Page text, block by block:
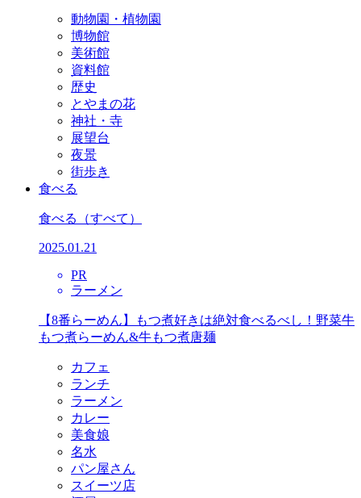
動物園・植物園
博物館
美術館
資料館
歴史
とやまの花
神社・寺
展望台
夜景
街歩き
食べる
食べる （すべて）
2025.01.21
PR
ラーメン
【8番らーめん】もつ煮好きは絶対食べるべし！野菜牛
もつ煮らーめん&牛もつ煮唐麺
カフェ
ランチ
ラーメン
カレー
美食娘
名水
パン屋さん
スイーツ店